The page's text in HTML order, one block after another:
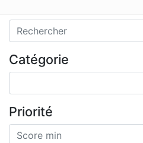
Catégorie
Priorité